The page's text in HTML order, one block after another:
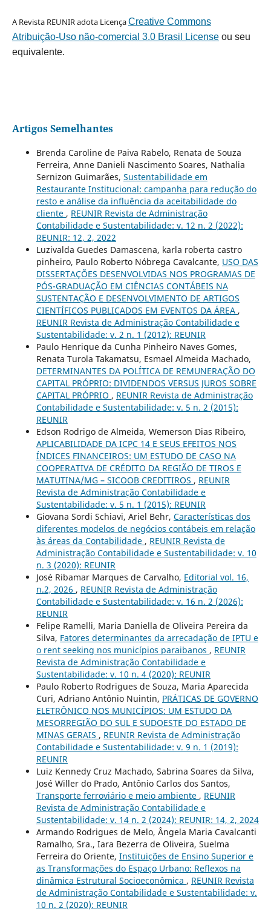
A Revista REUNIR adota LicençaCreative Commons
Atribuição-Uso não-comercial 3.0 Brasil Licenseou seu
equivalente.
Artigos Semelhantes
Brenda Caroline de Paiva Rabelo, Renata de Souza
Ferreira, Anne Danieli Nascimento Soares, Nathalia
Sernizon Guimarães, Sustentabilidade em
Restaurante Institucional: campanha para redução do
resto e análise da influência da aceitabilidade do
cliente , REUNIR Revista de Administração
Contabilidade e Sustentabilidade: v. 12 n. 2 (2022):
REUNIR: 12, 2, 2022
Luzivalda Guedes Damascena, karla roberta castro
pinheiro, Paulo Roberto Nóbrega Cavalcante, USO DAS
DISSERTAÇÕES DESENVOLVIDAS NOS PROGRAMAS DE
PÓS-GRADUAÇÃO EM CIÊNCIAS CONTÁBEIS NA
SUSTENTAÇÃO E DESENVOLVIMENTO DE ARTIGOS
CIENTÍFICOS PUBLICADOS EM EVENTOS DA ÁREA ,
REUNIR Revista de Administração Contabilidade e
Sustentabilidade: v. 2 n. 1 (2012): REUNIR
Paulo Henrique da Cunha Pinheiro Naves Gomes,
Renata Turola Takamatsu, Esmael Almeida Machado,
DETERMINANTES DA POLÍTICA DE REMUNERAÇÃO DO
CAPITAL PRÓPRIO: DIVIDENDOS VERSUS JUROS SOBRE
CAPITAL PRÓPRIO , REUNIR Revista de Administração
Contabilidade e Sustentabilidade: v. 5 n. 2 (2015):
REUNIR
Edson Rodrigo de Almeida, Wemerson Dias Ribeiro,
APLICABILIDADE DA ICPC 14 E SEUS EFEITOS NOS
ÍNDICES FINANCEIROS: UM ESTUDO DE CASO NA
COOPERATIVA DE CRÉDITO DA REGIÃO DE TIROS E
MATUTINA/MG – SICOOB CREDITIROS , REUNIR
Revista de Administração Contabilidade e
Sustentabilidade: v. 5 n. 1 (2015): REUNIR
Giovana Sordi Schiavi, Ariel Behr, Características dos
diferentes modelos de negócios contábeis em relação
às áreas da Contabilidade , REUNIR Revista de
Administração Contabilidade e Sustentabilidade: v. 10
n. 3 (2020): REUNIR
José Ribamar Marques de Carvalho, Editorial vol. 16,
n.2, 2026 , REUNIR Revista de Administração
Contabilidade e Sustentabilidade: v. 16 n. 2 (2026):
REUNIR
Felipe Ramelli, Maria Daniella de Oliveira Pereira da
Silva, Fatores determinantes da arrecadação de IPTU e
o rent seeking nos municípios paraibanos , REUNIR
Revista de Administração Contabilidade e
Sustentabilidade: v. 10 n. 4 (2020): REUNIR
Paulo Roberto Rodrigues de Souza, Maria Aparecida
Curi, Adriano Antônio Nuintin, PRÁTICAS DE GOVERNO
ELETRÔNICO NOS MUNICÍPIOS: UM ESTUDO DA
MESORREGIÃO DO SUL E SUDOESTE DO ESTADO DE
MINAS GERAIS , REUNIR Revista de Administração
Contabilidade e Sustentabilidade: v. 9 n. 1 (2019):
REUNIR
Luiz Kennedy Cruz Machado, Sabrina Soares da Silva,
José Willer do Prado, Antônio Carlos dos Santos,
Transporte ferroviário e meio ambiente , REUNIR
Revista de Administração Contabilidade e
Sustentabilidade: v. 14 n. 2 (2024): REUNIR: 14, 2, 2024
Armando Rodrigues de Melo, Ângela Maria Cavalcanti
Ramalho, Sra., Iara Bezerra de Oliveira, Suelma
Ferreira do Oriente, Instituições de Ensino Superior e
as Transformações do Espaço Urbano: Reflexos na
dinâmica Estrutural Socioeconômica , REUNIR Revista
de Administração Contabilidade e Sustentabilidade: v.
10 n. 2 (2020): REUNIR